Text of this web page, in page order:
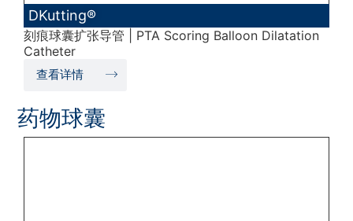
DKutting®
刻痕球囊扩张导管 | PTA Scoring Balloon Dilatation
Catheter
查看详情
药物球囊